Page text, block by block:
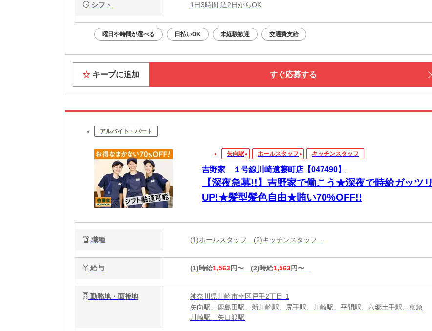
シフト 1日3時間 週2日からOK
曜日や時間が選べる 日払いOK 未経験歓迎 交通費支給
キープに追加 すぐ応募する
アルバイト・パート
矢向駅 ホールスタッフ キッチンスタッフ
吉野家 １号線川崎遠藤町店【047490】
【深夜急募!!】吉野家で働こう★深夜で時給ガッツリ
UP!★髪型髪色自由★賄い70%OFF!!
職種 (1)ホールスタッフ (2)キッチンスタッフ
給与 (1)時給1,563円〜 (2)時給1,563円〜
勤務地・面接地
神奈川県川崎市幸区戸手2丁目-1
矢向駅、鹿島田駅、新川崎駅、尻手駅、川崎駅、平間駅、六郷土手駅、京急
川崎駅、矢口渡駅